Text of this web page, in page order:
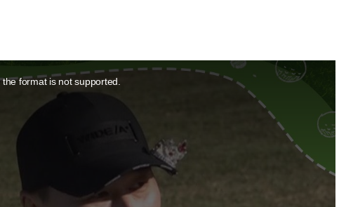
format is not supported.